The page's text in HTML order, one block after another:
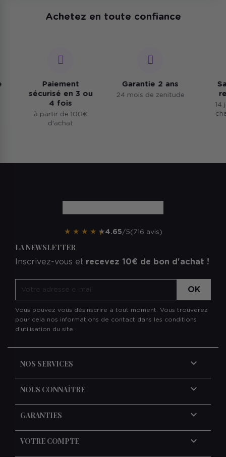
Achetez en toute confiance
Paiement
sécurisé en 3 ou
4 fois
à partir de 100€
d'achat
Garantie 2 ans
24 mois de zenitude
14
★ ★ ★ ★ ★4.65/5(716 avis)
LA NEWSLETTER
Inscrivez-vous et recevez 10€ de bon d'achat !
Vous pouvez vous désinscrire à tout moment. Vous trouverez
pour cela nos informations de contact dans les conditions
d'utilisation du site.
NOS SERVICES 
NOUS CONNAÎTRE 
GARANTIES 
VOTRE COMPTE 